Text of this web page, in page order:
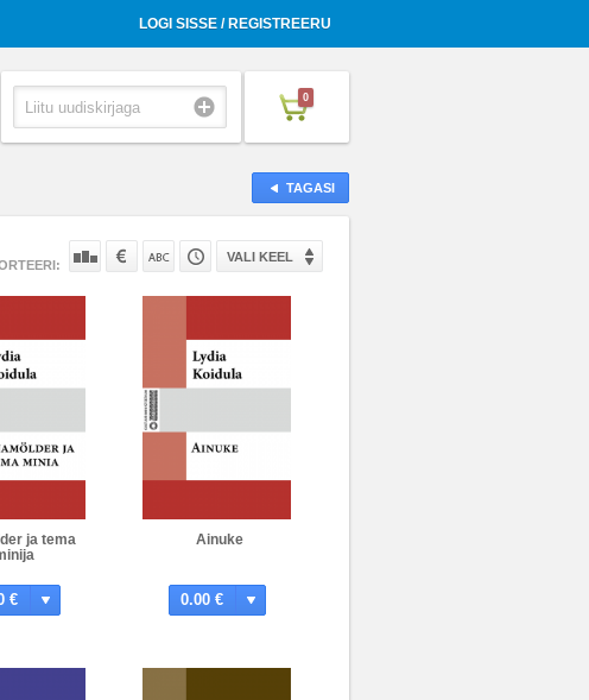
LOGI SISSE / REGISTREERU
0
TAGASI
VALI KEEL
ja tema
€
Ainuke
0.00 €